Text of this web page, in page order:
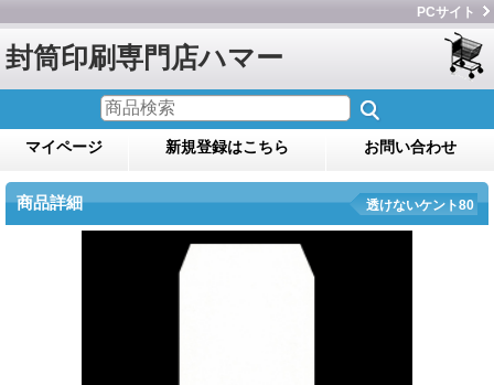
PCサイト
封筒印刷専門店ハマー
マイページ 新規登録はこちら お問い合わせ
商品詳細 透けないケント80